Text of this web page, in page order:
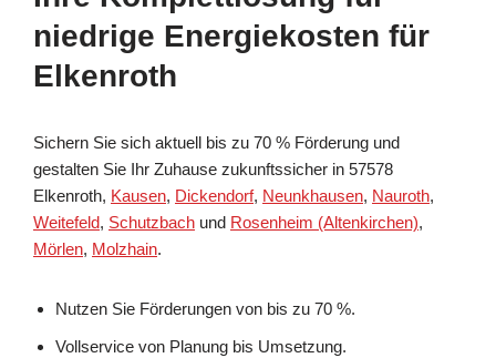
niedrige Energiekosten für
Elkenroth
Sichern Sie sich aktuell bis zu 70 % Förderung und
gestalten Sie Ihr Zuhause zukunftssicher in 57578
Elkenroth, Kausen, Dickendorf, Neunkhausen, Nauroth,
Weitefeld, Schutzbach und Rosenheim (Altenkirchen),
Mörlen, Molzhain.
Nutzen Sie Förderungen von bis zu 70 %.
Vollservice von Planung bis Umsetzung.